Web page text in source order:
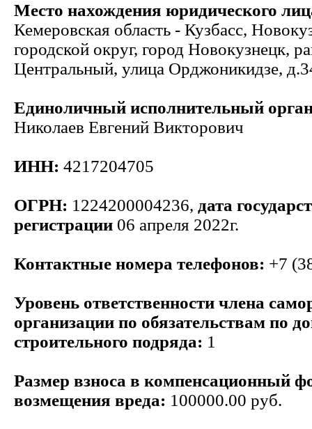
Место нахождения юридического
Кемеровская область - Кузбасс,
городской округ, город Новокузнецк,
Центральный, улица Орджоникидзе,
Единоличный исполнительный
Николаев Евгений Викторович
ИНН: 4217204705
ОГРН: 1224200004236, дата
регистрации 06 апреля 2022г.
Контактные номера телефонов: +7
Уровень ответственности члена
организации по обязательствам по
строительного подряда: 1
Размер взноса в компенсационный
возмещения вреда: 100000.00 руб.